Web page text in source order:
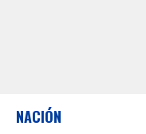
NACIÓN